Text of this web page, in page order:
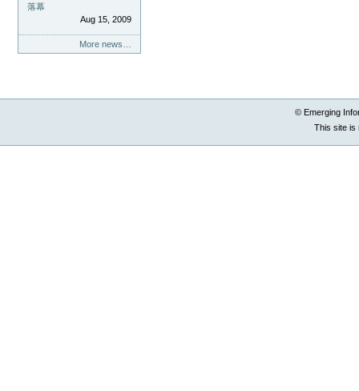
落幕
Aug 15, 2009
More news…
© Emerging
This site is